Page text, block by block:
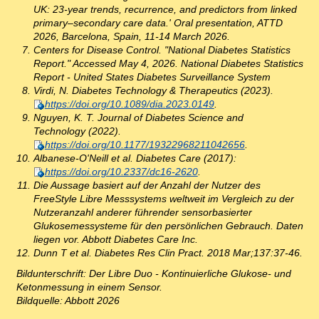
UK: 23-year trends, recurrence, and predictors from linked
primary–secondary care data.' Oral presentation, ATTD
2026, Barcelona, Spain, 11-14 March 2026.
Centers for Disease Control. "National Diabetes Statistics
Report." Accessed May 4, 2026. National Diabetes Statistics
Report - United States Diabetes Surveillance System
Virdi, N. Diabetes Technology & Therapeutics (2023).
https://doi.org/10.1089/dia.2023.0149.
Nguyen, K. T. Journal of Diabetes Science and
Technology (2022).
https://doi.org/10.1177/19322968211042656.
Albanese-O'Neill et al. Diabetes Care (2017):
https://doi.org/10.2337/dc16-2620.
Die Aussage basiert auf der Anzahl der Nutzer des
FreeStyle Libre Messsystems weltweit im Vergleich zu der
Nutzeranzahl anderer führender sensorbasierter
Glukosemessysteme für den persönlichen Gebrauch. Daten
liegen vor. Abbott Diabetes Care Inc.
Dunn T et al. Diabetes Res Clin Pract. 2018 Mar;137:37-46.
Bildunterschrift: Der Libre Duo - Kontinuierliche Glukose- und
Ketonmessung in einem Sensor.
Bildquelle: Abbott 2026